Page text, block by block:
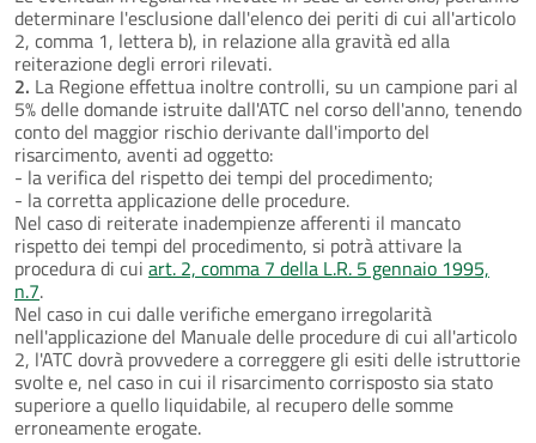
determinare l'esclusione dall'elenco dei periti di cui all'articolo
2, comma 1, lettera b), in relazione alla gravità ed alla
reiterazione degli errori rilevati.
2. La Regione effettua inoltre controlli, su un campione pari al
5% delle domande istruite dall'ATC nel corso dell'anno, tenendo
conto del maggior rischio derivante dall'importo del
risarcimento, aventi ad oggetto:
- la verifica del rispetto dei tempi del procedimento;
- la corretta applicazione delle procedure.
Nel caso di reiterate inadempienze afferenti il mancato
rispetto dei tempi del procedimento, si potrà attivare la
procedura di cui art. 2, comma 7 della L.R. 5 gennaio 1995,
n.7.
Nel caso in cui dalle verifiche emergano irregolarità
nell'applicazione del Manuale delle procedure di cui all'articolo
2, l'ATC dovrà provvedere a correggere gli esiti delle istruttorie
svolte e, nel caso in cui il risarcimento corrisposto sia stato
superiore a quello liquidabile, al recupero delle somme
erroneamente erogate.